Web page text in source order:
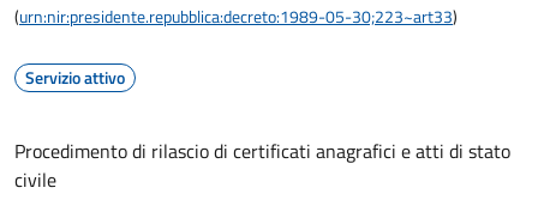
(urn:nir:presidente.repubblica:decreto:1989-05-30;223~art33)
Servizio attivo
Procedimento di rilascio di certificati anagrafici e atti di stato
civile